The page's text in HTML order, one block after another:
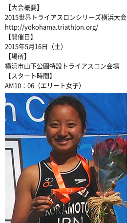
【大会概要】
2015世界トライアスロンシリーズ横浜大会
http://yokohama.triathlon.org/
【開催日】
2015年5月16日（土）
【場所】
横浜市山下公園特設トライアスロン会場
【スタート時間】
AM10：06（エリート女子）